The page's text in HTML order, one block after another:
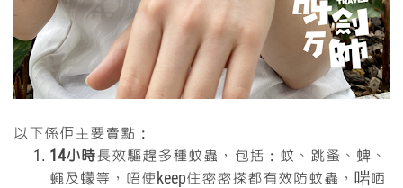
以下係佢主要賣點：
14小時長效驅趕多種蚊蟲，包括：蚊、跳蚤、蜱、
蠅及蠓等，唔使keep住密密搽都有效防蚊蟲，啱哂